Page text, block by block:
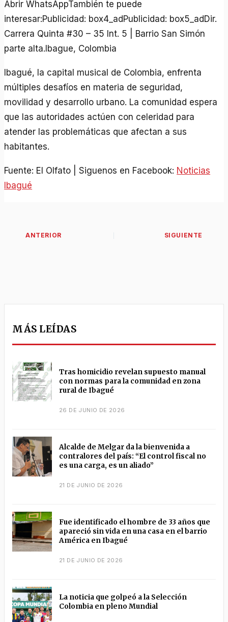
Abrir WhatsAppTambién te puede
interesar:Publicidad: box4_adPublicidad: box5_adDir.
Carrera Quinta #30 – 35 Int. 5 | Barrio San Simón
parte alta.Ibague, Colombia
Ibagué, la capital musical de Colombia, enfrenta
múltiples desafíos en materia de seguridad,
movilidad y desarrollo urbano. La comunidad espera
que las autoridades actúen con celeridad para
atender las problemáticas que afectan a sus
habitantes.
Fuente: El Olfato | Siguenos en Facebook: Noticias
Ibagué
MÁS LEÍDAS
Tras homicidio revelan supuesto manual
con normas para la comunidad en zona
rural de Ibagué
26 DE JUNIO DE 2026
Alcalde de Melgar da la bienvenida a
contralores del país: “El control fiscal no
es una carga, es un aliado”
21 DE JUNIO DE 2026
Fue identificado el hombre de 33 años que
apareció sin vida en una casa en el barrio
América en Ibagué
21 DE JUNIO DE 2026
La noticia que golpeó a la Selección
Colombia en pleno Mundial